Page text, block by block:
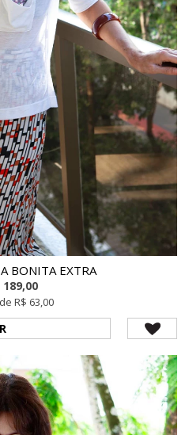
BONITA EXTRA
189,00
R$ 63,00